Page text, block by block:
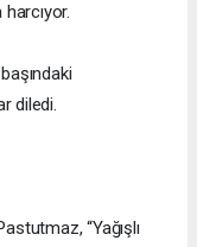
diledi.
“Yağışlı